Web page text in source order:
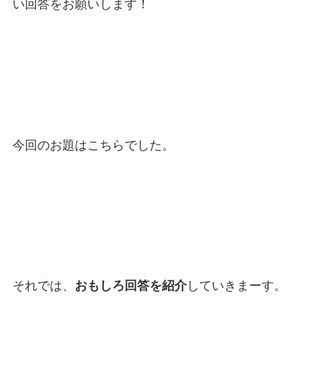
い回答をお願いします！
今回のお題はこちらでした。
それでは、 おもしろ回答を紹介していきまーす。